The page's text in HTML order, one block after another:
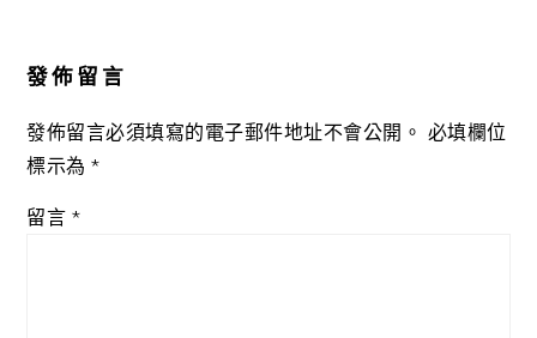
發佈留言
發佈留言必須填寫的電子郵件地址不會公開。 必填欄位
標示為*
留言 *